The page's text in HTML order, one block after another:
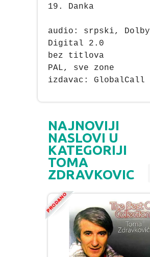
19. Danka
audio: srpski, Dolby
Digital 2.0
bez titlova
PAL, sve zone
izdavac: GlobalCall
NAJNOVIJI
NASLOVI U
KATEGORIJI
TOMA
ZDRAVKOVIC